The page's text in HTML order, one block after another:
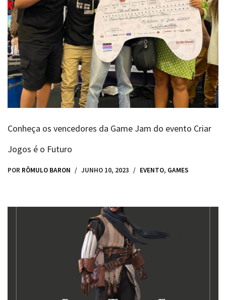
Conheça os vencedores da Game Jam do evento Criar
Jogos é o Futuro
POR RÔMULO BARON JUNHO 10, 2023 EVENTO, GAMES